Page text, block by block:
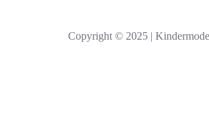
e
Copyright © 2025 |